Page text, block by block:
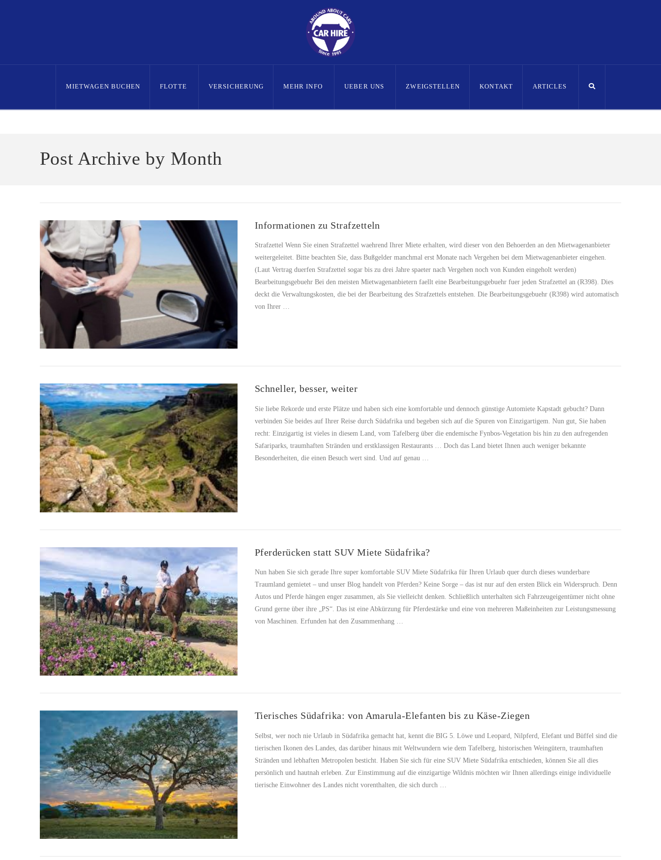
MIETWAGEN BUCHEN FLOTTE VERSICHERUNG MEHR INFO UEBER UNS ZWEIGSTELLEN KONTAKT ARTICLES
Post Archive by Month
Informationen zu Strafzetteln
Strafzettel Wenn Sie einen Strafzettel waehrend Ihrer Miete erhalten, wird dieser von den Behoerden an den Mietwagenanbieter
weitergeleitet. Bitte beachten Sie, dass Bußgelder manchmal erst Monate nach Vergehen bei dem Mietwagenanbieter eingehen.
(Laut Vertrag duerfen Strafzettel sogar bis zu drei Jahre spaeter nach Vergehen noch von Kunden eingeholt werden)
Bearbeitungsgebuehr Bei den meisten Mietwagenanbietern faellt eine Bearbeitungsgebuehr fuer jeden Strafzettel an (R398). Dies
deckt die Verwaltungskosten, die bei der Bearbeitung des Strafzettels entstehen. Die Bearbeitungsgebuehr (R398) wird automatisch
von Ihrer …
Schneller, besser, weiter
Sie liebe Rekorde und erste Plätze und haben sich eine komfortable und dennoch günstige Automiete Kapstadt gebucht? Dann
verbinden Sie beides auf Ihrer Reise durch Südafrika und begeben sich auf die Spuren von Einzigartigem. Nun gut, Sie haben
recht: Einzigartig ist vieles in diesem Land, vom Tafelberg über die endemische Fynbos-Vegetation bis hin zu den aufregenden
Safariparks, traumhaften Stränden und erstklassigen Restaurants … Doch das Land bietet Ihnen auch weniger bekannte
Besonderheiten, die einen Besuch wert sind. Und auf genau …
Pferderücken statt SUV Miete Südafrika?
Nun haben Sie sich gerade Ihre super komfortable SUV Miete Südafrika für Ihren Urlaub quer durch dieses wunderbare
Traumland gemietet – und unser Blog handelt von Pferden? Keine Sorge – das ist nur auf den ersten Blick ein Widerspruch. Denn
Autos und Pferde hängen enger zusammen, als Sie vielleicht denken. Schließlich unterhalten sich Fahrzeugeigentümer nicht ohne
Grund gerne über ihre „PS“. Das ist eine Abkürzung für Pferdestärke und eine von mehreren Maßeinheiten zur Leistungsmessung
von Maschinen. Erfunden hat den Zusammenhang …
Tierisches Südafrika: von Amarula-Elefanten bis zu Käse-Ziegen
Selbst, wer noch nie Urlaub in Südafrika gemacht hat, kennt die BIG 5. Löwe und Leopard, Nilpferd, Elefant und Büffel sind die
tierischen Ikonen des Landes, das darüber hinaus mit Weltwundern wie dem Tafelberg, historischen Weingütern, traumhaften
Stränden und lebhaften Metropolen besticht. Haben Sie sich für eine SUV Miete Südafrika entschieden, können Sie all dies
persönlich und hautnah erleben. Zur Einstimmung auf die einzigartige Wildnis möchten wir Ihnen allerdings einige individuelle
tierische Einwohner des Landes nicht vorenthalten, die sich durch …